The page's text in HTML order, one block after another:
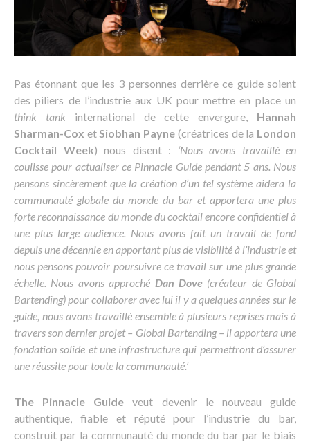
Pas étonnant que les 3 personnes derrière ce guide soient
des piliers de l’industrie aux UK pour mettre en place un
think tankinternational de cette envergure, Hannah
Sharman-Cox etSiobhan Payne (créatrices de la London
Cocktail Week) nous disent : ‘Nous avons travaillé en
coulisse pour actualiser ce Pinnacle Guide pendant 5 ans. Nous
pensons sincèrement que la création d’un tel système aidera la
communauté globale du monde du bar et apportera une plus
forte reconnaissance du monde du cocktail encore confidentiel à
une plus large audience. Nous avons fait un travail de fond
depuis une décennie en apportant plus de visibilité à l’industrie et
nous pensons pouvoir poursuivre ce travail sur une plus grande
échelle. Nous avons approché Dan Dove (créateur de Global
Bartending) pour collaborer avec lui il y a quelques années sur le
guide, nous avons travaillé ensemble à plusieurs reprises mais à
travers son dernier projet – Global Bartending – il apportera une
fondation solide et une infrastructure qui permettront d’assurer
une réussite pour toute la communauté.’
The Pinnacle Guide veut devenir le nouveau guide
authentique, fiable et réputé pour l’industrie du bar,
construit par la communauté du monde du bar par le biais